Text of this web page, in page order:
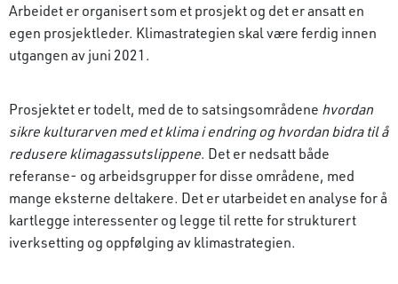
Arbeidet er organisert som et prosjekt og det er ansatt en
egen prosjektleder. Klimastrategien skal være ferdig innen
utgangen av juni 2021.
Prosjektet er todelt, med de to satsingsområdene hvordan
sikre kulturarven med et klima i endring og hvordan bidra til å
redusere klimagassutslippene. Det er nedsatt både
referanse- og arbeidsgrupper for disse områdene, med
mange eksterne deltakere. Det er utarbeidet en analyse for å
kartlegge interessenter og legge til rette for strukturert
iverksetting og oppfølging av klimastrategien.